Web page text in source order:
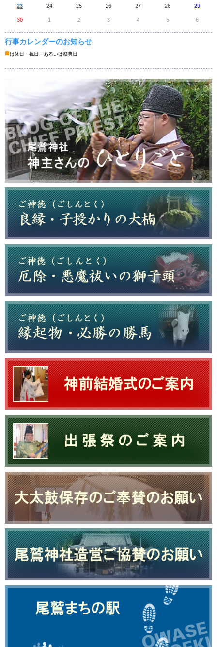
23 24 25 26 27 28 29
30 1 2 3 4 5 6
行事カレンダーのお知らせ
■は休日・祝日、あるいは祭典日